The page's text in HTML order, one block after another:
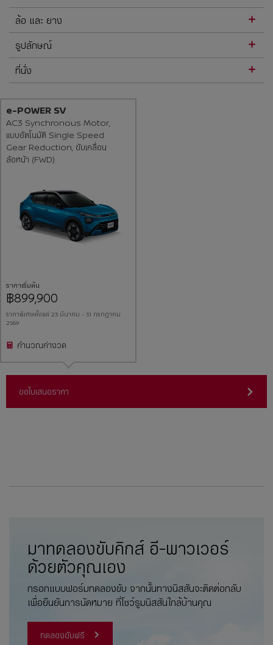
ล้อ และ ยาง
รูปลักษณ์
ที่นั่ง
e-POWER SV
AC3 Synchronous Motor,
แบบอัตโนมัติ Single Speed
Gear Reduction, ขับเคลื่อน
ล้อหน้า (FWD)
ราคาเริ่มต้น
฿899,900
ราคาพิเศษตั้งแต่ 23 มีนาคม - 31 กรกฎาคม
2569
คำนวณค่างวด
ขอใบเสนอราคา
มาทดลองขับคิกส์ อี-พาวเวอร์
ด้วยตัวคุณเอง
กรอกแบบฟอร์มทดลองขับ จากนั้นทางนิสสันจะติดต่อกลับ
เพื่อยืนยันการนัดหมาย ที่โชว์รูมนิสสันใกล้บ้านคุณ
ทดลองขับฟรี